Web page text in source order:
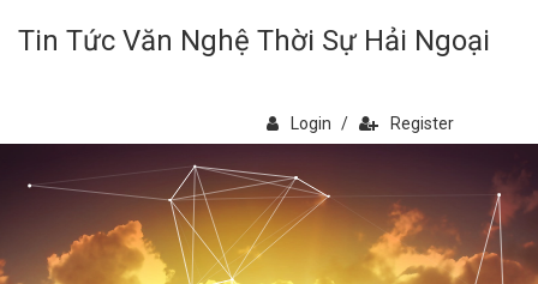
Tin Tức Văn Nghệ Thời Sự Hải Ngoại
Login / Register